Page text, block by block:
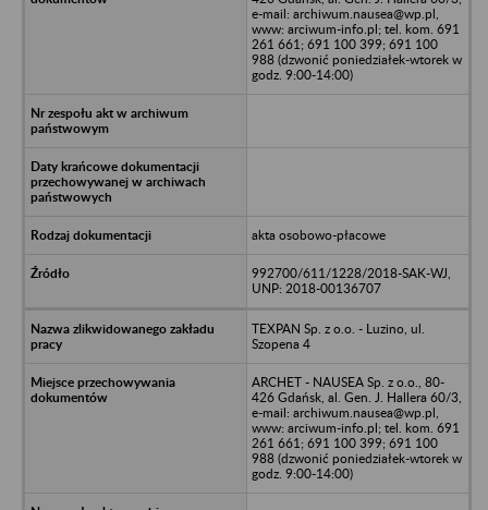
e-mail: archiwum.nausea@wp.pl,
www: arciwum-info.pl; tel. kom. 691
261 661; 691 100 399; 691 100
988 (dzwonić poniedziałek-wtorek w
godz. 9:00-14:00)
akta osobowo-płacowe
992700/611/1228/2018-SAK-WJ,
UNP: 2018-00136707
TEXPAN Sp. z o.o. - Luzino, ul.
Szopena 4
ARCHET - NAUSEA Sp. z o.o., 80-
426 Gdańsk, al. Gen. J. Hallera 60/3,
e-mail: archiwum.nausea@wp.pl,
www: arciwum-info.pl; tel. kom. 691
261 661; 691 100 399; 691 100
988 (dzwonić poniedziałek-wtorek w
godz. 9:00-14:00)